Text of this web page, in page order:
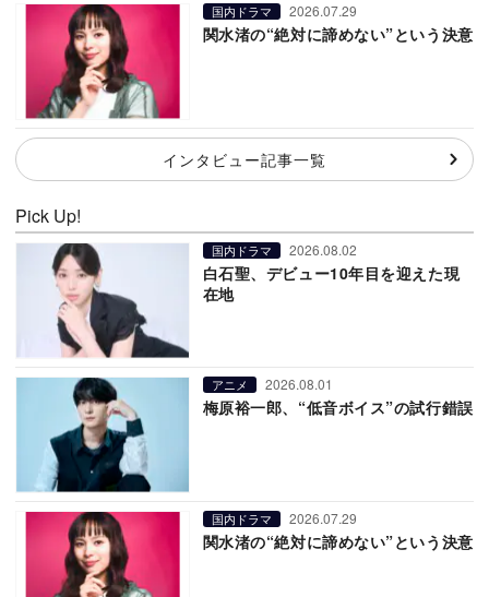
国内ドラマ 2026.07.29
関水渚の“絶対に諦めない”という決意
インタビュー記事一覧
Pick Up!
国内ドラマ 2026.08.02
白石聖、デビュー10年目を迎えた現
在地
アニメ 2026.08.01
梅原裕一郎、“低音ボイス”の試行錯誤
国内ドラマ 2026.07.29
関水渚の“絶対に諦めない”という決意